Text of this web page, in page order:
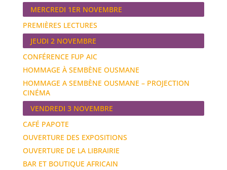
MERCREDI 1ER NOVEMBRE
PREMIÈRES LECTURES
JEUDI 2 NOVEMBRE
CONFÉRENCE FUP AIC
HOMMAGE À SEMBÈNE OUSMANE
HOMMAGE A SEMBÈNE OUSMANE – PROJECTION
CINÉMA
VENDREDI 3 NOVEMBRE
CAFÉ PAPOTE
OUVERTURE DES EXPOSITIONS
OUVERTURE DE LA LIBRAIRIE
BAR ET BOUTIQUE AFRICAIN